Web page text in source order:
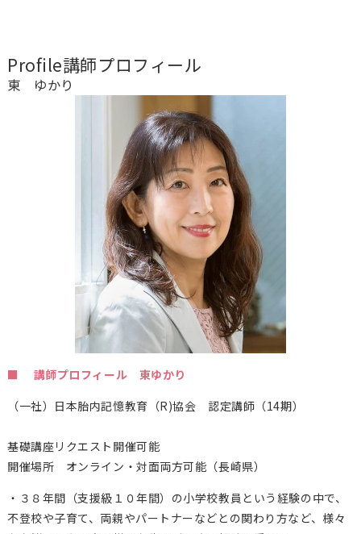
Profile講師プロフィール
東 ゆかり
■ 講師プロフィール 東ゆかり
（一社）日本胎内記憶教育（R)協会 認定講師（14期）
基礎講座リクエスト開催可能
開催場所 オンライン・対面両方可能（長崎県）
・３８年間（支援級１０年間）の小学校教員という経験の中で、
不登校や子育て、両親やパートナーなどとの関わり方など、様々